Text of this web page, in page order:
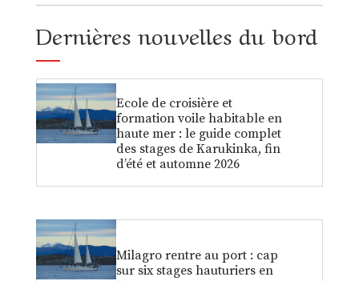
Dernières nouvelles du bord
Ecole de croisière et
formation voile habitable en
haute mer : le guide complet
des stages de Karukinka, fin
d’été et automne 2026
Milagro rentre au port : cap
sur six stages hauturiers en